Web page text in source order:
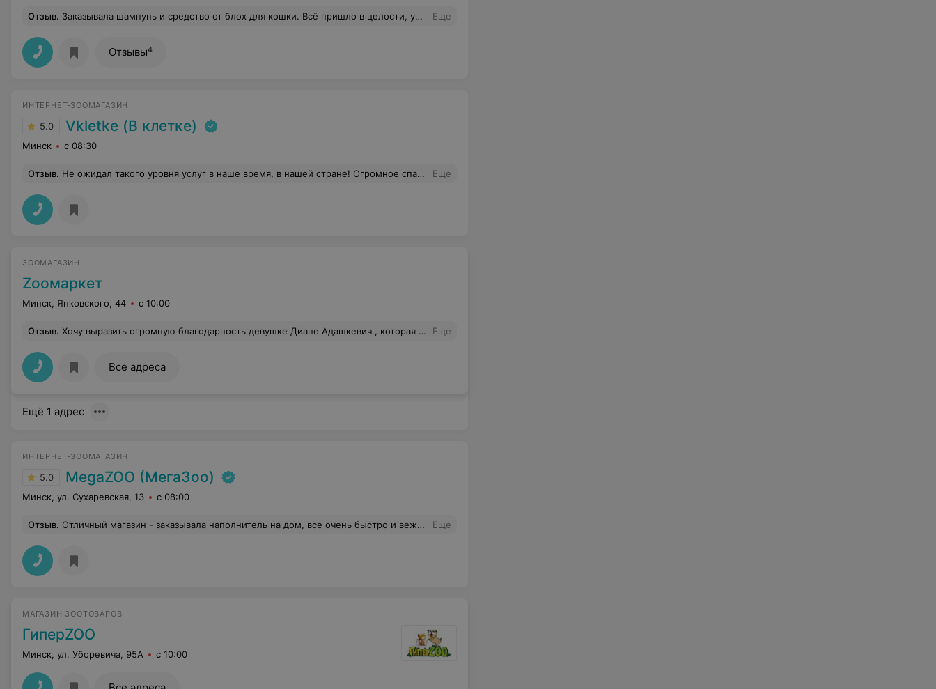
Отзыв. Заказывала шампунь и средство от блох для кошки. Всё пришло в целости, упаковка нормальная. По срокам — быстро. По самим средствам пока тестирую, но магазин в целом понравился. Еще
Отзывы4
ИНТЕРНЕТ-ЗООМАГАЗИН
5.0 Vkletke (В клетке)
Минск с 08:30
Отзыв. Не ожидал такого уровня услуг в наше время, в нашей стране! Огромное спасибо Наталье и Алексею только уже за то, что такие люди как они есть! Обратился впервые, но теперь стану постоянным покупателем и всем буду рекомендовать!!! Еще
ЗООМАГАЗИН
Zooмаркет
Минск, Янковского, 44 с 10:00
Отзыв. Хочу выразить огромную благодарность девушке Диане Адашкевич , которая работала вчера в магазине Zoomarket. У нас была критическая ситуация со временем и мы опаздывали, у нашего кота закончился наполнитель для туалета. Мы позвонили в этот магазин ровно за 2 минуты до закрытия и попросили подождать нас. Диана нас спасла) На самом деле это не пафосные слова. Человек показал своё неравнодушие и доброту. И ответственность на своей работе. Очень редко встречаются люди, которым действительно хочется сказать большое спасибо! Еще
Все адреса
Ещё 1 адрес
ИНТЕРНЕТ-ЗООМАГАЗИН
5.0 MegaZOO (МегаЗоо)
Минск, ул. Сухаревская, 13 с 08:00
Отзыв. Отличный магазин - заказывала наполнитель на дом, все очень быстро и вежливо Еще
МАГАЗИН ЗООТОВАРОВ
ГиперZOO
Минск, ул. Уборевича, 95А с 10:00